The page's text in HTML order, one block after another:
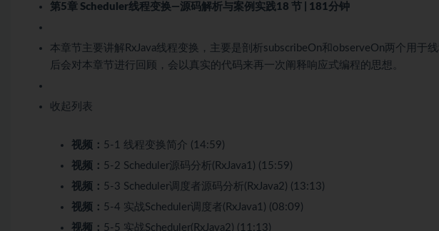
第5章 Scheduler线程变换—源码解析与案例实践18 节 | 181分钟
本章节主要讲解RxJava线程变换，主要是剖析subscribeOn和observeOn两个用于
后会对本章节进行回顾，会以真实的代码来再一次阐释响应式编程的思想。
收起列表
视频： 5-1 线程变换简介 (14:59)
视频： 5-2 Scheduler源码分析(RxJava1) (15:59)
视频： 5-3 Scheduler调度者源码分析(RxJava2) (13:13)
视频： 5-4 实战Scheduler调度者(RxJava1) (08:09)
视频： 5-5 实战Scheduler(RxJava2) (11:13)